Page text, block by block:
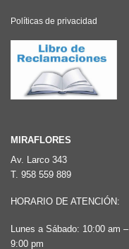
Políticas de privacidad
MIRAFLORES
Av. Larco 343
T. 958 559 889
HORARIO DE ATENCIÓN:
Lunes a Sábado: 10:00 am –
9:00 pm